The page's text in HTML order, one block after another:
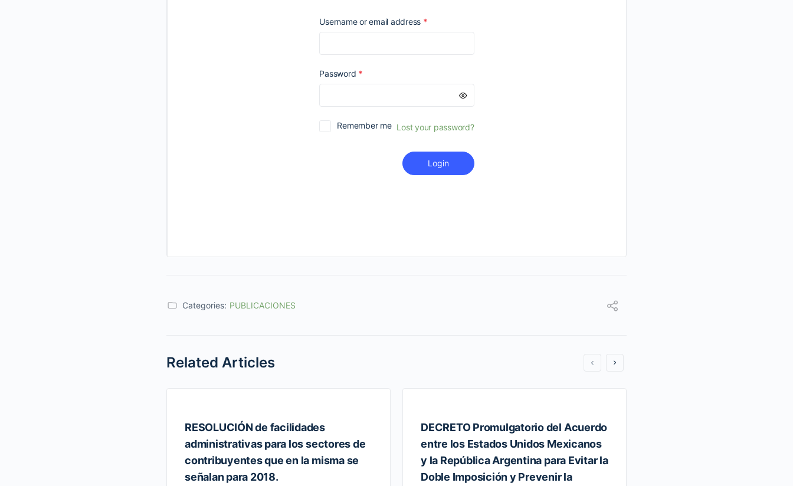
Username or email address *Required
Password *Required
Remember me Lost your password?
Login
Categories: PUBLICACIONES
Related Articles
RESOLUCIÓN de facilidades
administrativas para los sectores de
contribuyentes que en la misma se
señalan para 2018.
DECRETO Promulgatorio del Acuerdo
entre los Estados Unidos Mexicanos
y la República Argentina para Evitar la
Doble Imposición y Prevenir la